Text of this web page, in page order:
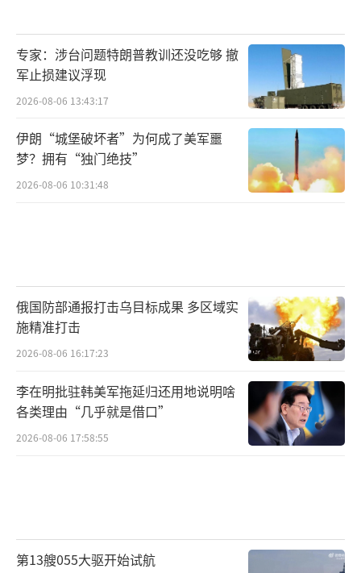
专家：涉台问题特朗普教训还没吃够 撤
军止损建议浮现
2026-08-06 13:43:17
伊朗“城堡破坏者”为何成了美军噩
梦？拥有“独门绝技”
2026-08-06 10:31:48
俄国防部通报打击乌目标成果 多区域实
施精准打击
2026-08-06 16:17:23
李在明批驻韩美军拖延归还用地说明啥
各类理由“几乎就是借口”
2026-08-06 17:58:55
第13艘055大驱开始试航